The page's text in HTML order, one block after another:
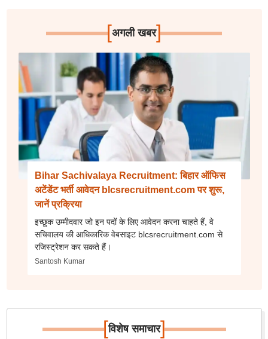
[अगली खबर]
Bihar Sachivalaya Recruitment: बिहार ऑफिस
अटेंडेंट भर्ती आवेदन blcsrecruitment.com पर शुरू,
जानें प्रक्रिया
इच्छुक उम्मीदवार जो इन पदों के लिए आवेदन करना चाहते हैं, वे
सचिवालय की आधिकारिक वेबसाइट blcsrecruitment.com से
रजिस्ट्रेशन कर सकते हैं।
Santosh Kumar
[विशेष समाचार]